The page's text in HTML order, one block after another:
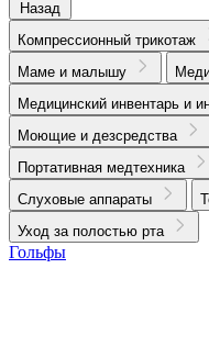
Назад
Компрессионный трикотаж
Маме и малышу
Медицинский инвентарь и
Моющие и дезсредства
Портативная медтехника
Слуховые аппараты
Уход за полостью рта
Гольфы